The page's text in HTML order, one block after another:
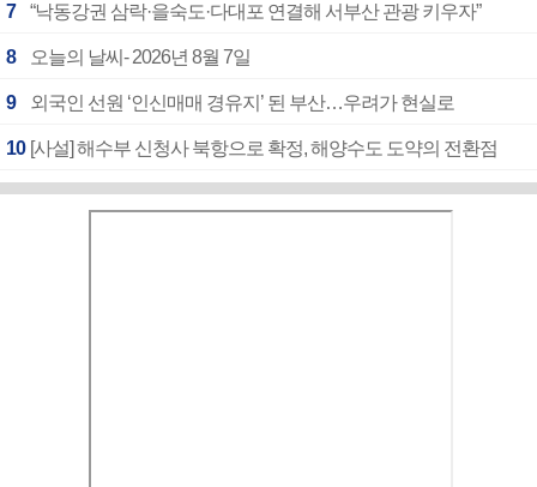
7 “낙동강권 삼락·을숙도·다대포 연결해 서부산 관광 키우자”
8 오늘의 날씨- 2026년 8월 7일
9 외국인 선원 ‘인신매매 경유지’ 된 부산…우려가 현실로
10 [사설] 해수부 신청사 북항으로 확정, 해양수도 도약의 전환점